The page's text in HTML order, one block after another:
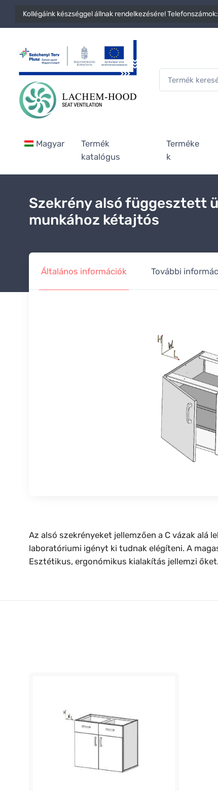
Kollégáink készséggel állnak rendelkezésére! Telefonszámok:
Magyar
Termék
katalógus
Terméke
k
Szekrény alsó függesztett
munkához kétajtós
Általános információk További
Az alsó szekrényeket jellemzően a C vázak alá
laboratóriumi igényt ki tudnak elégíteni. A
Esztétikus, ergonómikus kialakítás jellemzi